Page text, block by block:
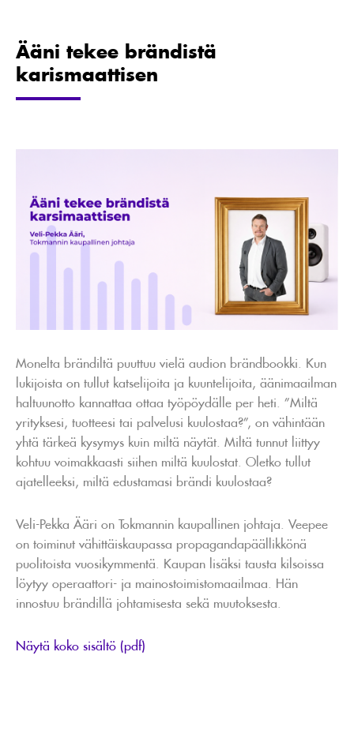
Ääni tekee brändistä
karismaattisen
Monelta brändiltä puuttuu vielä audion brändbookki. Kun
lukijoista on tullut katselijoita ja kuuntelijoita, äänimaailman
haltuunotto kannattaa ottaa työpöydälle per heti. ”Miltä
yrityksesi, tuotteesi tai palvelusi kuulostaa?”, on vähintään
yhtä tärkeä kysymys kuin miltä näytät. Miltä tunnut liittyy
kohtuu voimakkaasti siihen miltä kuulostat. Oletko tullut
ajatelleeksi, miltä edustamasi brändi kuulostaa?
Veli-Pekka Ääri on Tokmannin kaupallinen johtaja. Veepee
on toiminut vähittäiskaupassa propagandapäällikkönä
puolitoista vuosikymmentä. Kaupan lisäksi tausta kilsoissa
löytyy operaattori- ja mainostoimistomaailmaa. Hän
innostuu brändillä johtamisesta sekä muutoksesta.
Näytä koko sisältö (pdf)